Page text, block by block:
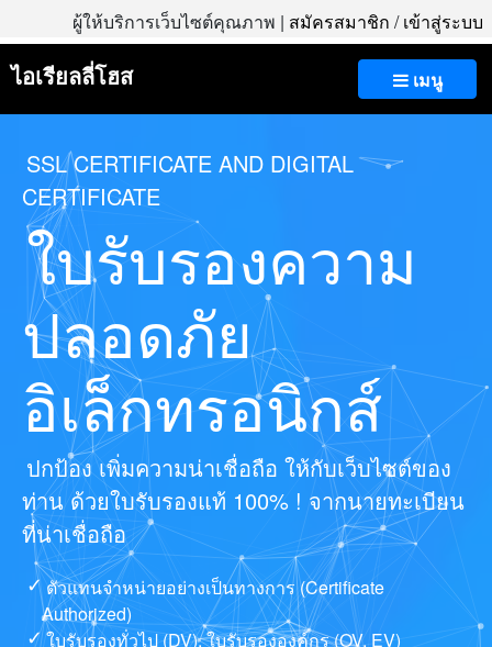
ผู้ให้บริการเว็บไซต์คุณภาพ | สมัครสมาชิก /เข้าสู่ระบบ
เมนู
ไอเรียลลี่โฮส
SSL CERTIFICATE AND DIGITAL
CERTIFICATE
ใบรับรองความ
ปลอดภัย
อิเล็กทรอนิกส์
ปกป้อง เพิ่มความน่าเชื่อถือ ให้กับเว็บไซต์ของ
ท่าน ด้วยใบรับรองแท้ 100% ! จากนายทะเบียน
ที่น่าเชื่อถือ
ตัวแทนจำหน่ายอย่างเป็นทางการ (Certificate
Authorized)
ใบรับรองทั่วไป (DV), ใบรับรององค์กร (OV, EV)